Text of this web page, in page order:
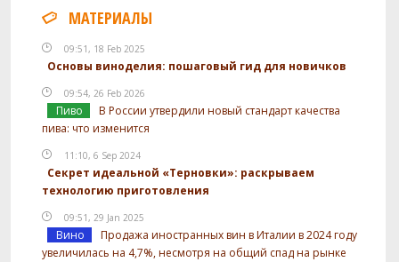
МАТЕРИАЛЫ
09:51, 18 Feb 2025
Основы виноделия: пошаговый гид для новичков
09:54, 26 Feb 2026
Пиво
В России утвердили новый стандарт качества
пива: что изменится
11:10, 6 Sep 2024
Секрет идеальной «Терновки»: раскрываем
технологию приготовления
09:51, 29 Jan 2025
Вино
Продажа иностранных вин в Италии в 2024 году
увеличилась на 4,7%, несмотря на общий спад на рынке